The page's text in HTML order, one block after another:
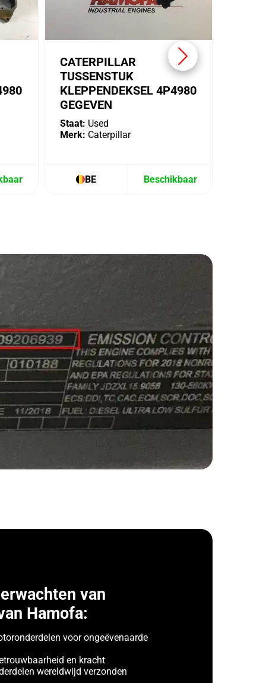
CATERPILLAR
TUSSENSTUK
KLEPPENDEKSEL 4P4980
GEGEVEN
Staat: Used
Merk: Caterpillar
BE Beschikbaar
van
Hamofa:
voor ongeëvenaarde
en kracht
wereldwijd verzonden